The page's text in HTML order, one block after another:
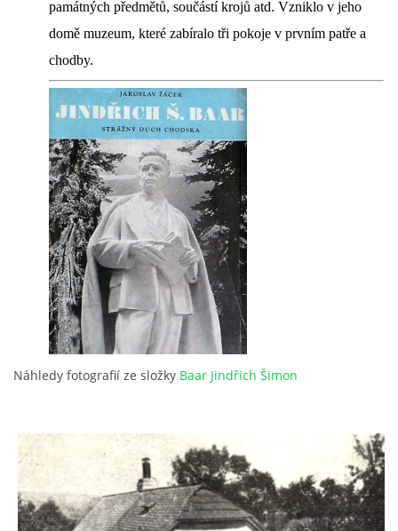
památných předmětů, součástí krojů atd. Vzniklo v jeho
domě muzeum, které zabíralo tři pokoje v prvním patře a
chodby.
Náhledy fotografií ze složky Baar Jindřich Šimon